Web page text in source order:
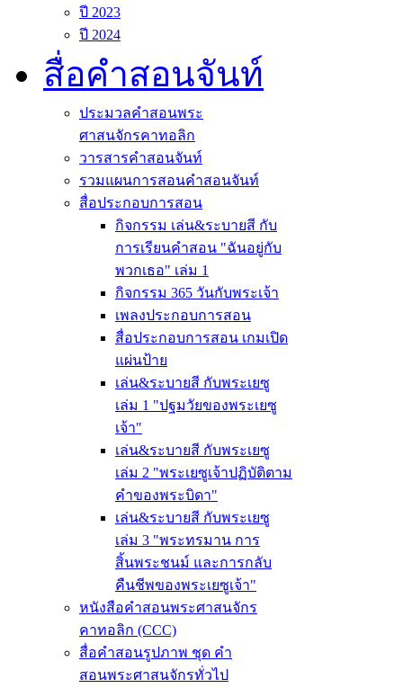
ปี 2023
ปี 2024
สื่อคำสอนจันท์
ประมวลคำสอนพระ
ศาสนจักรคาทอลิก
วารสารคำสอนจันท์
รวมแผนการสอนคำสอนจันท์
สื่อประกอบการสอน
กิจกรรม เล่น&ระบายสี กับ
การเรียนคำสอน "ฉันอยู่กับ
พวกเธอ" เล่ม 1
กิจกรรม 365 วันกับพระเจ้า
เพลงประกอบการสอน
สื่อประกอบการสอน เกมเปิด
แผ่นป้าย
เล่น&ระบายสี กับพระเยซู
เล่ม 1 "ปฐมวัยของพระเยซู
เจ้า"
เล่น&ระบายสี กับพระเยซู
เล่ม 2 "พระเยซูเจ้าปฏิบัติตาม
คำของพระบิดา"
เล่น&ระบายสี กับพระเยซู
เล่ม 3 "พระทรมาน การ
สิ้นพระชนม์ และการกลับ
คืนชีพของพระเยซูเจ้า"
หนังสือคำสอนพระศาสนจักร
คาทอลิก (CCC)
สื่อคำสอนรูปภาพ ชุด คำ
สอนพระศาสนจักรทั่วไป